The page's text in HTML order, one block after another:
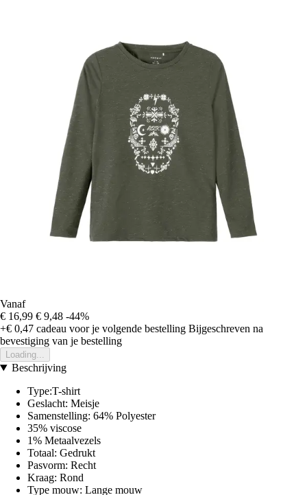
Vanaf
€ 16,99 € 9,48 -44%
+€ 0,47 cadeau voor je volgende bestelling Bijgeschreven na
bevestiging van je bestelling
Loading...
Beschrijving
Type:T-shirt
Geslacht: Meisje
Samenstelling: 64% Polyester
35% viscose
1% Metaalvezels
Totaal: Gedrukt
Pasvorm: Recht
Kraag: Rond
Type mouw: Lange mouw